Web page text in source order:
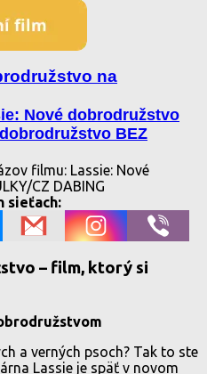
na
Nové dobrodružstvo
BEZ
filmu: Lassie: Nové
CZ DABING
sieťach:
– film, ktorý si
a verných psoch? Tak to ste
Lassie je späť v novom